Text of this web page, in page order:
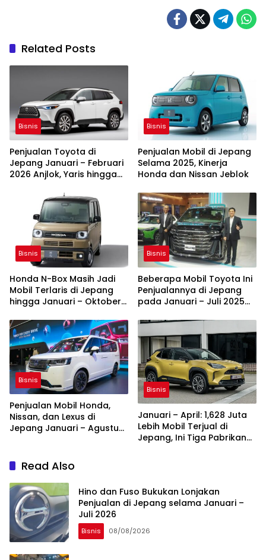
Related Posts
Bisnis
Penjualan Toyota di
Jepang Januari – Februari
2026 Anjlok, Yaris hingga
Bisnis
Penjualan Mobil di Jepang
Selama 2025, Kinerja
Honda dan Nissan Jeblok
Bisnis
Honda N-Box Masih Jadi
Mobil Terlaris di Jepang
hingga Januari – Oktober
Bisnis
Beberapa Mobil Toyota Ini
Penjualannya di Jepang
pada Januari – Juli 2025
Bisnis
Penjualan Mobil Honda,
Nissan, dan Lexus di
Jepang Januari – Agustus
Bisnis
Januari – April: 1,628 Juta
Lebih Mobil Terjual di
Jepang, Ini Tiga Pabrikan
Read Also
Hino dan Fuso Bukukan Lonjakan
Penjualan di Jepang selama Januari –
Juli 2026
Bisnis 08/08/2026